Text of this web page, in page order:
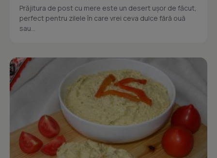
Prăjitura de post cu mere este un desert ușor de făcut,
perfect pentru zilele în care vrei ceva dulce fără ouă
sau...